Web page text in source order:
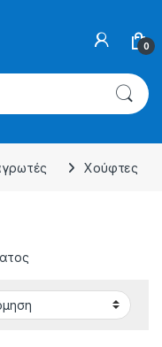
0
Χούφτες